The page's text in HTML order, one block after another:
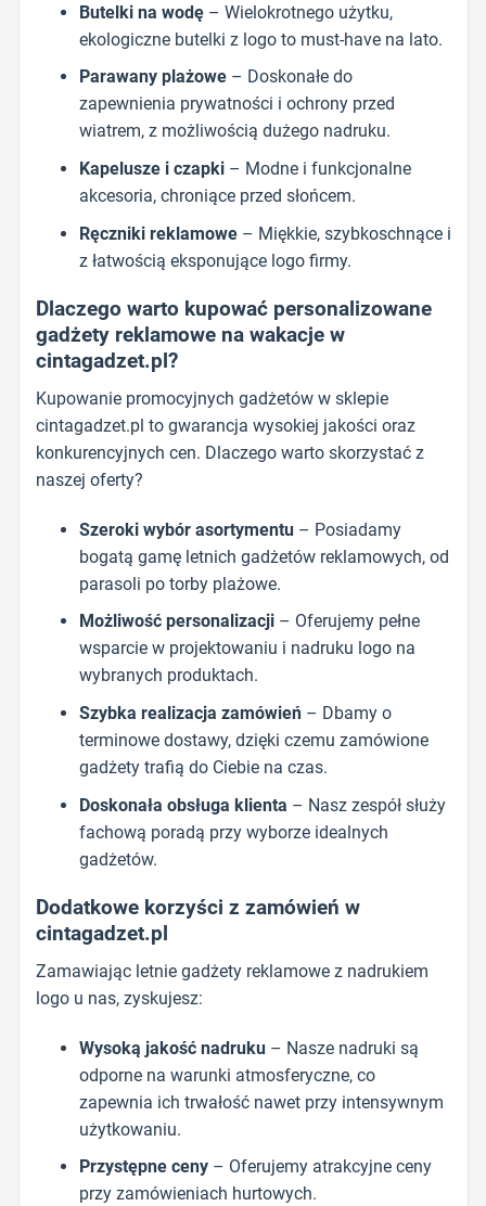
Butelki na wodę– Wielokrotnego użytku,
ekologiczne butelki z logo to must-have na lato.
Parawany plażowe– Doskonałe do
zapewnienia prywatności i ochrony przed
wiatrem, z możliwością dużego nadruku.
Kapelusze i czapki– Modne i funkcjonalne
akcesoria, chroniące przed słońcem.
Ręczniki reklamowe– Miękkie, szybkoschnące i
z łatwością eksponujące logo firmy.
Dlaczego warto kupować personalizowane
gadżety reklamowe na wakacje w
cintagadzet.pl?
Kupowanie promocyjnych gadżetów w sklepie
cintagadzet.pl to gwarancja wysokiej jakości oraz
konkurencyjnych cen. Dlaczego warto skorzystać z
naszej oferty?
Szeroki wybór asortymentu– Posiadamy
bogatą gamę letnich gadżetów reklamowych, od
parasoli po torby plażowe.
Możliwość personalizacji– Oferujemy pełne
wsparcie w projektowaniu i nadruku logo na
wybranych produktach.
Szybka realizacja zamówień– Dbamy o
terminowe dostawy, dzięki czemu zamówione
gadżety trafią do Ciebie na czas.
Doskonała obsługa klienta – Nasz zespół służy
fachową poradą przy wyborze idealnych
gadżetów.
Dodatkowe korzyści z zamówień w
cintagadzet.pl
Zamawiając letnie gadżety reklamowe z nadrukiem
logo u nas, zyskujesz:
Wysoką jakość nadruku– Nasze nadruki są
odporne na warunki atmosferyczne, co
zapewnia ich trwałość nawet przy intensywnym
użytkowaniu.
Przystępne ceny– Oferujemy atrakcyjne ceny
przy zamówieniach hurtowych.